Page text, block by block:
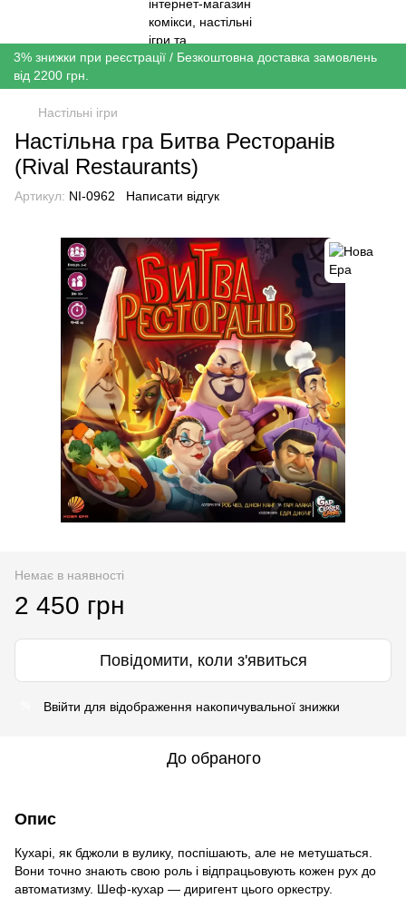
3% знижки при реєстрації / Безкоштовна доставка замовлень
від 2200 грн.
Настільні ігри
Настільна гра Битва Ресторанів
(Rival Restaurants)
Артикул: NI-0962 Написати відгук
Немає в наявності
2 450 грн
Повідомити, коли з'явиться
Ввійти для відображення накопичувальної знижки
До обраного
Опис
Кухарі, як бджоли в вулику, поспішають, але не метушаться.
Вони точно знають свою роль і відпрацьовують кожен рух до
автоматизму. Шеф-кухар — диригент цього оркестру.